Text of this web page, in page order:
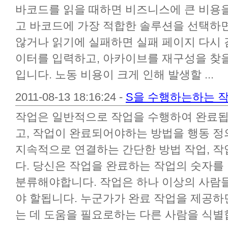
바코드를 읽을 때하면 비즈니스에 큰 비용
고 바코드에 가장 적합한 솔루션을 선택하
않거나 읽기에 실패하면 실패 페이지 다시
이터를 입력하고, 아카이브를 재구성을 찾
입니다. 노동 비용이 크게 인해 발생할 ...
2011-08-13 18:16:24 - S을 수행하는하는
작업은 일반적으로 작업을 수행하여 완료
고, 작업이 완료되어야하는 방법을 행동
지속적으로 연결하는 간단한 방법 작업,
다. 당신은 작업을 완료하는 작업의 숫자
분류해야합니다. 작업은 하나 이상의 사람
야 할됩니다. 누군가가 완료 작업을 제공
는 데 도움을 필요로하는 다른 사람을 식